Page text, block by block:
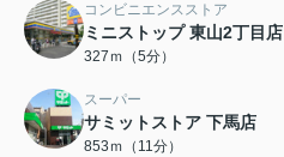
コンビニエンスストア
ミニストップ 東山2丁目店
327ｍ（5分）
スーパー
サミットストア 下馬店
853ｍ（11分）